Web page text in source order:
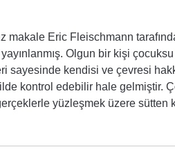
makale Eric Fleischmann
Olgun bir kişi
sayesinde kendisi ve çevresi
kontrol edebilir hale gelmiştir.
yüzleşmek üzere sütten